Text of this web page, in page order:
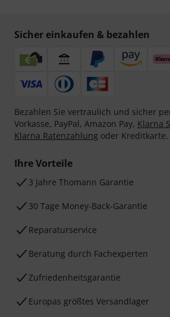
Sicher einkaufen & bezahlen
Bezahlen Sie vertraulich und sicher
Vorkasse, PayPal, Amazon Pay, Klarna
Klarna Ratenzahlung oder Kreditkarte.
Ihre Vorteile
3 Jahre Thomann Garantie
30 Tage Money-Back-Garantie
Reparaturservice
Beratung durch Fachexperten
Zufriedenheitsgarantie
Europas größtes Versandlager